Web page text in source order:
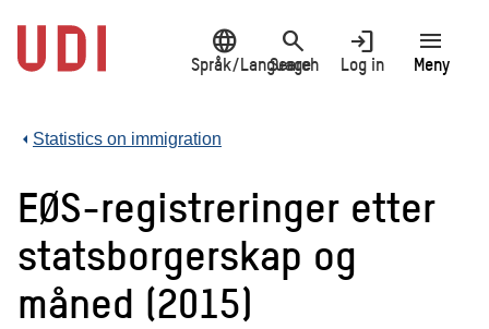
main
content
language
Språk/Language
search
Search
login
Log in
menu
Meny
Statistics on immigration
EØS-registreringer etter
statsborgerskap og
måned (2015)